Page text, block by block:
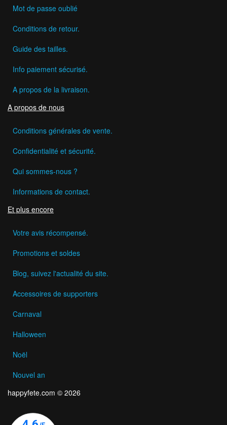
Mot de passe oublié
Conditions de retour.
Guide des tailles.
Info paiement sécurisé.
A propos de la livraison.
A propos de nous
Conditions générales de vente.
Confidentialité et sécurité.
Qui sommes-nous ?
Informations de contact.
Et plus encore
Votre avis récompensé.
Promotions et soldes
Blog, suivez l'actualité du site.
Accessoires de supporters
Carnaval
Halloween
Noël
Nouvel an
happyfete.com © 2026